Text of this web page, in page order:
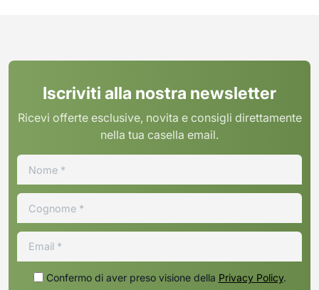
Iscriviti alla nostra newsletter
Ricevi offerte esclusive, novita e consigli direttamente
nella tua casella email.
Confermo di aver preso visione della Privacy Policy.